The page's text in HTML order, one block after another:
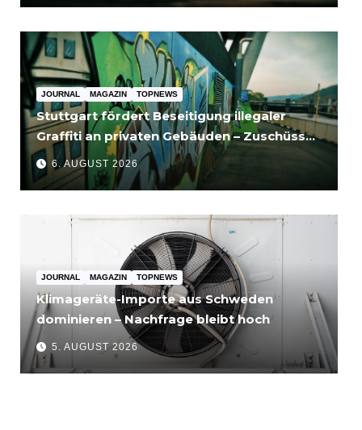
JOURNAL MAGAZIN TOPNEWS
Stuttgart fördert Beseitigung illegaler
Graffiti an privaten Gebäuden – Zuschüsse
bis 3.500 Euro
6. AUGUST 2026
JOURNAL MAGAZIN TOPNEWS
Klimageräte-Importe aus Schweden
dominieren – Nachfrage bleibt hoch
5. AUGUST 2026